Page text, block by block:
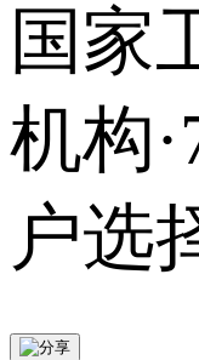
国家
机构
户选